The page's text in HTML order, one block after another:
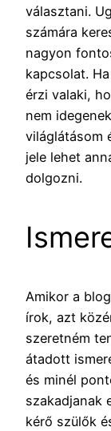
választani.
számára
nagyon
kapcsolat.
érzi valaki,
nem
világlátásom
jele lehet
dolgozni.
Amikor a
írok, azt
szeretném
átadott
és minél
szakadjanak
kérő szülők